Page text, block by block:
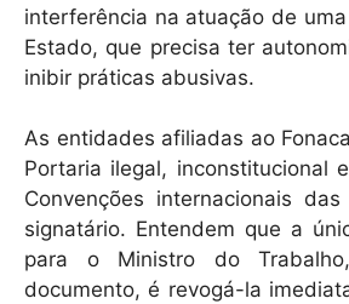
interferência na atuação de
Estado, que precisa ter
inibir práticas abusivas.
As entidades afiliadas ao
Portaria ilegal, inconstitucional
Convenções internacionais
signatário. Entendem que a
para o Ministro do
documento, é revogá-la